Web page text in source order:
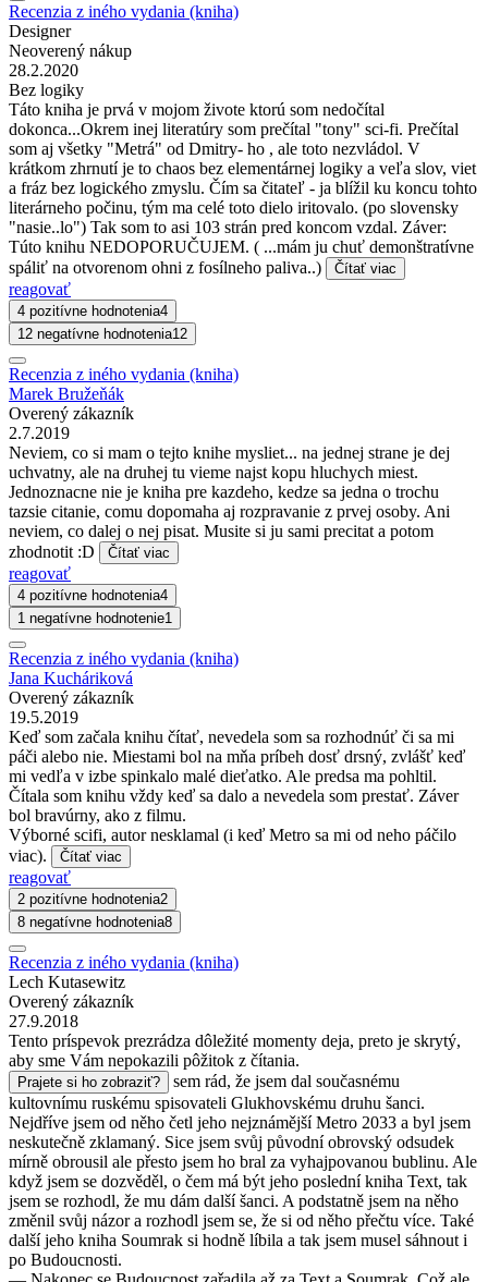
Recenzia z iného vydania (kniha)
Designer
Neoverený nákup
28.2.2020
Bez logiky
Táto kniha je prvá v mojom živote ktorú som nedočítal
dokonca...Okrem inej literatúry som prečítal "tony" sci-fi. Prečítal
som aj všetky "Metrá" od Dmitry- ho , ale toto nezvládol. V
krátkom zhrnutí je to chaos bez elementárnej logiky a veľa slov, viet
a fráz bez logického zmyslu. Čím sa čitateľ - ja blížil ku koncu tohto
literárneho počinu, tým ma celé toto dielo iritovalo. (po slovensky
"nasie..lo") Tak som to asi 103 strán pred koncom vzdal. Záver:
Túto knihu NEDOPORUČUJEM. ( ...mám ju chuť demonštratívne
spáliť na otvorenom ohni z fosílneho paliva..)
Čítať viac
reagovať
4 pozitívne hodnotenia4
12 negatívne hodnotenia12
Recenzia z iného vydania (kniha)
Marek Bružeňák
Overený zákazník
2.7.2019
Neviem, co si mam o tejto knihe mysliet... na jednej strane je dej
uchvatny, ale na druhej tu vieme najst kopu hluchych miest.
Jednoznacne nie je kniha pre kazdeho, kedze sa jedna o trochu
tazsie citanie, comu dopomaha aj rozpravanie z prvej osoby. Ani
neviem, co dalej o nej pisat. Musite si ju sami precitat a potom
zhodnotit :D
Čítať viac
reagovať
4 pozitívne hodnotenia4
1 negatívne hodnotenie1
Recenzia z iného vydania (kniha)
Jana Kucháriková
Overený zákazník
19.5.2019
Keď som začala knihu čítať, nevedela som sa rozhodnúť či sa mi
páči alebo nie. Miestami bol na mňa príbeh dosť drsný, zvlášť keď
mi vedľa v izbe spinkalo malé dieťatko. Ale predsa ma pohltil.
Čítala som knihu vždy keď sa dalo a nevedela som prestať. Záver
bol bravúrny, ako z filmu.
Výborné scifi, autor nesklamal (i keď Metro sa mi od neho páčilo
viac).
Čítať viac
reagovať
2 pozitívne hodnotenia2
8 negatívne hodnotenia8
Recenzia z iného vydania (kniha)
Lech Kutasewitz
Overený zákazník
27.9.2018
Tento príspevok prezrádza dôležité momenty deja, preto je skrytý,
aby sme Vám nepokazili pôžitok z čítania.
Prajete si ho zobraziť?
sem rád, že jsem dal současnému
kultovnímu ruskému spisovateli Glukhovskému druhu šanci.
Nejdříve jsem od něho četl jeho nejznámější Metro 2033 a byl jsem
neskutečně zklamaný. Sice jsem svůj původní obrovský odsudek
mírně obrousil ale přesto jsem ho bral za vyhajpovanou bublinu. Ale
když jsem se dozvěděl, o čem má být jeho poslední kniha Text, tak
jsem se rozhodl, že mu dám další šanci. A podstatně jsem na něho
změnil svůj názor a rozhodl jsem se, že si od něho přečtu více. Také
další jeho kniha Soumrak si hodně líbila a tak jsem musel sáhnout i
po Budoucnosti.